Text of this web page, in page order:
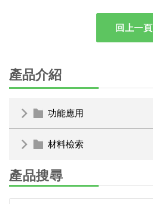
回上一頁
產品介紹
功能應用
材料檢索
產品搜尋